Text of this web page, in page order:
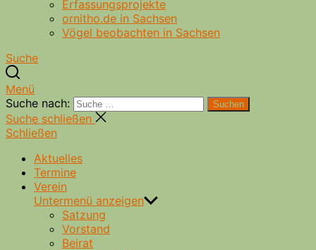
Erfassungsprojekte
ornitho.de in Sachsen
Vögel beobachten in Sachsen
Suche
Menü
Suche nach:
Suchen
Suche schließen
Schließen
Aktuelles
Termine
Verein
Untermenü anzeigen
Satzung
Vorstand
Beirat